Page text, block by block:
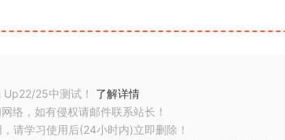
Up22/25中测试！ 了解详情
络，如有侵权请邮件联系站长！
请学习使用后(24小时内)立即删除！